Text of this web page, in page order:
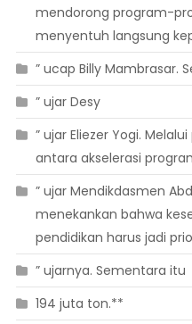
mendorong program-
menyentuh langsung
” ucap Billy Mambrasar.
” ujar Desy
” ujar Eliezer Yogi.
antara akselerasi
” ujar Mendikdasmen
menekankan bahwa
pendidikan harus jadi
” ujarnya. Sementara itu
194 juta ton.**